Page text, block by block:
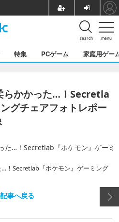
menu
search
特集 PCゲーム 家庭用ゲー
らかかった…！Secretla
グチェアフォトレポー
！Secretlab『ポケモン』ゲーミング
記事へ戻る